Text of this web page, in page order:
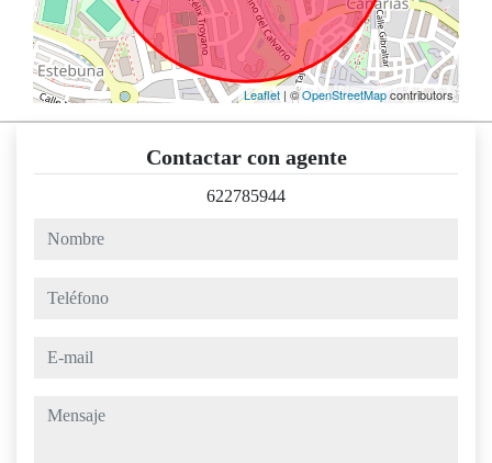
Leaflet | ©OpenStreetMapcontributors
Contactar con agente
622785944
nombre
teléfono
e-mail
mensaje